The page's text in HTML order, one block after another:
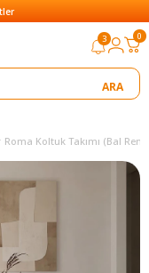
3 0
Roma Koltuk Takımı (Bal